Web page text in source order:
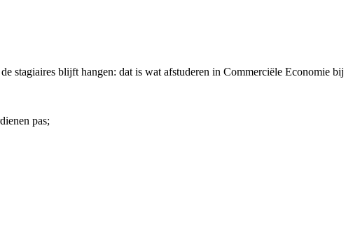
stagiaires blijft hangen: dat is wat afstuderen in Commerciële Economie bij
pas;